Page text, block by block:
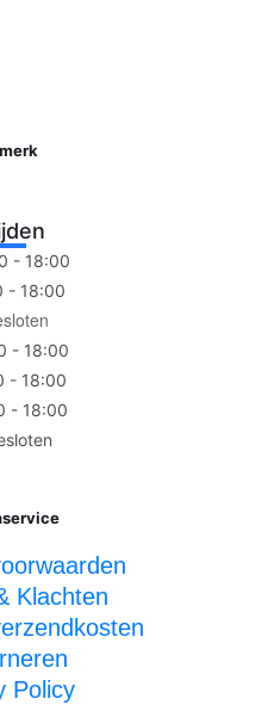
- 18:00
- 18:00
- 18:00
- 18:00
- 18:00
Klachten
Policy